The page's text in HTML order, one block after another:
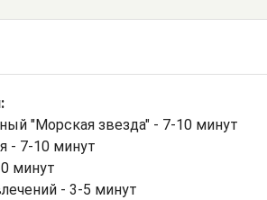
"Морская звезда" - 7-10 минут
- 7-10 минут
минут
- 3-5 минут